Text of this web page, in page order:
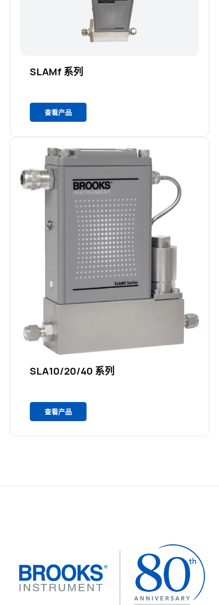
SLAMf 系列
查看产品
SLA10/20/40 系列
查看产品